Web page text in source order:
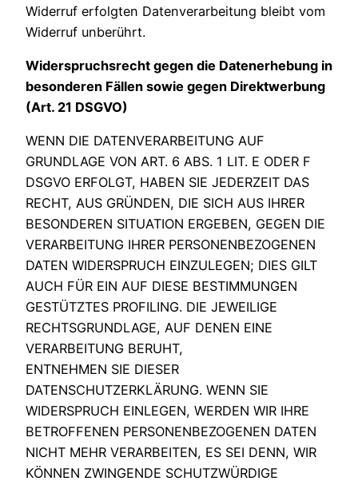
Widerruf erfolgten Datenverarbeitung bleibt vom
Widerruf unberührt.
Widerspruchsrecht gegen die Datenerhebung in
besonderen Fällen sowie gegen Direktwerbung
(Art. 21 DSGVO)
WENN DIE DATENVERARBEITUNG AUF
GRUNDLAGE VON ART. 6 ABS. 1 LIT. E ODER F
DSGVO ERFOLGT, HABEN SIE JEDERZEIT DAS
RECHT, AUS GRÜNDEN, DIE SICH AUS IHRER
BESONDEREN SITUATION ERGEBEN, GEGEN DIE
VERARBEITUNG IHRER PERSONENBEZOGENEN
DATEN WIDERSPRUCH EINZULEGEN; DIES GILT
AUCH FÜR EIN AUF DIESE BESTIMMUNGEN
GESTÜTZTES PROFILING. DIE JEWEILIGE
RECHTSGRUNDLAGE, AUF DENEN EINE
VERARBEITUNG BERUHT,
ENTNEHMEN SIE DIESER
DATENSCHUTZERKLÄRUNG. WENN SIE
WIDERSPRUCH EINLEGEN, WERDEN WIR IHRE
BETROFFENEN PERSONENBEZOGENEN DATEN
NICHT MEHR VERARBEITEN, ES SEI DENN, WIR
KÖNNEN ZWINGENDE SCHUTZWÜRDIGE